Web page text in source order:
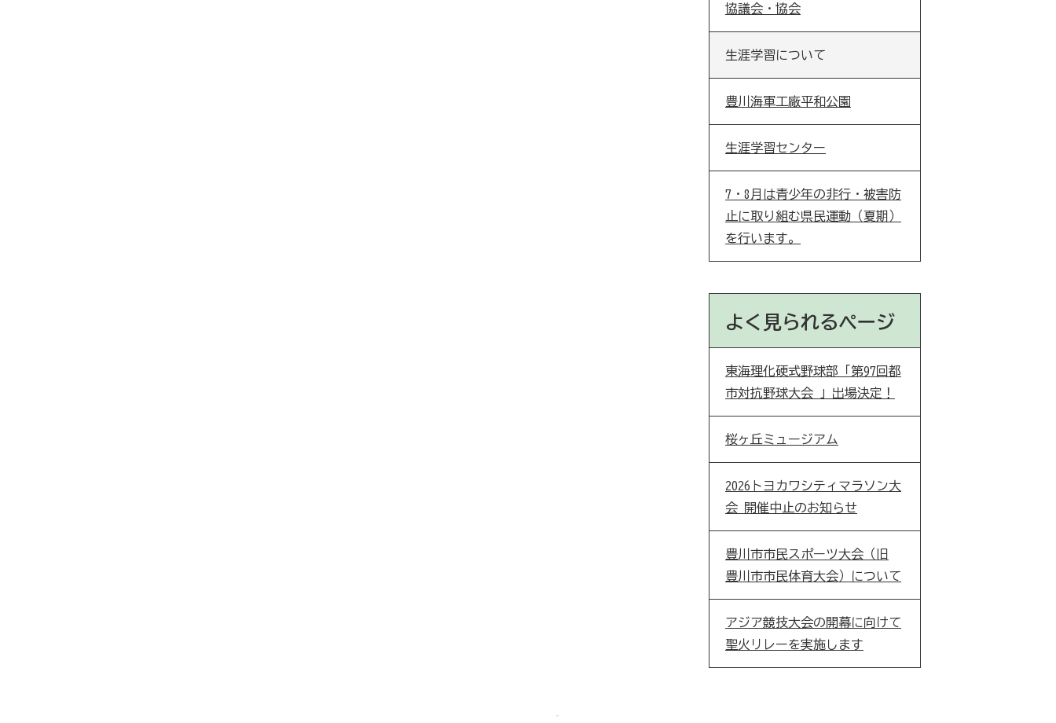
協議会・協会
生涯学習について
豊川海軍工廠平和公園
生涯学習センター
7・8月は青少年の非行・被害防
止に取り組む県民運動（夏期）
を行います。
よく見られるページ
東海理化硬式野球部「第97回都
市対抗野球大会 」出場決定！
桜ヶ丘ミュージアム
2026トヨカワシティマラソン大
会 開催中止のお知らせ
豊川市市民スポーツ大会（旧
豊川市市民体育大会）について
アジア競技大会の開幕に向けて
聖火リレーを実施します